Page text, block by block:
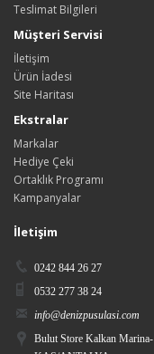
Teslimat Bilgileri
Müşteri Servisi
İletişim
Ürün İadesi
Site Haritası
Ekstralar
Markalar
Hediye Çeki
Ortaklık Programı
Kampanyalar
İletişim
0242 844 26 27
0532 277 38 24
info@denizpusulasi.com
Bulut Store Kalkan Marina-